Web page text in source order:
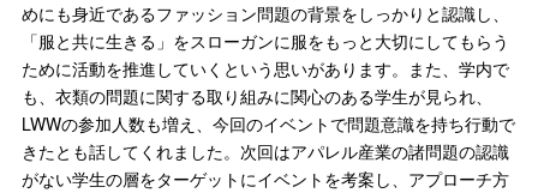
めにも身近であるファッション問題の背景をしっかりと認識し、
「服と共に生きる」をスローガンに服をもっと大切にしてもらう
ために活動を推進していくという思いがあります。また、学内で
も、衣類の問題に関する取り組みに関心のある学生が見られ、
LWWの参加人数も増え、今回のイベントで問題意識を持ち行動で
きたとも話してくれました。次回はアパレル産業の諸問題の認識
がない学生の層をターゲットにイベントを考案し、アプローチ方